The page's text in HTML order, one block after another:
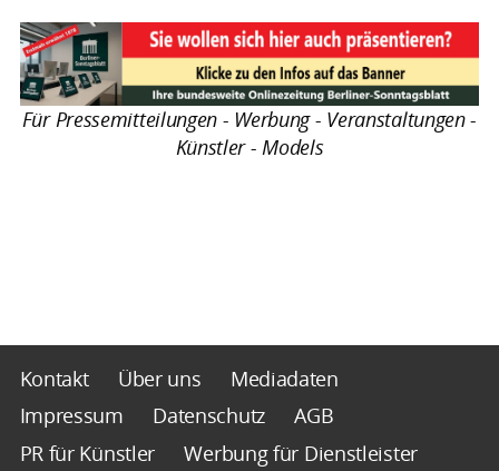
Für Pressemitteilungen - Werbung - Veranstaltungen -
Künstler - Models
Kontakt Über uns
Mediadaten
Impressum
Datenschutz
AGB
PR für Künstler
Werbung für Dienstleister